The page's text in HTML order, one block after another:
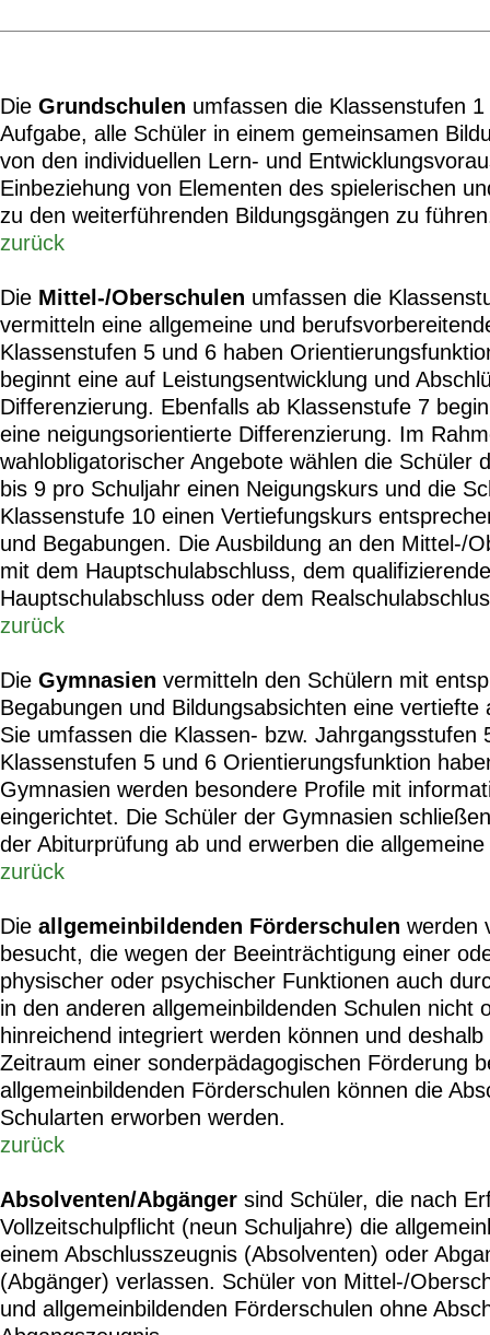
Die Grundschulen umfassen die Klassenstufen
Aufgabe, alle Schüler in einem gemeinsamen
von den individuellen Lern- und
Einbeziehung von Elementen des spielerischen
zu den weiterführenden Bildungsgängen zu
zurück
Die Mittel-/Oberschulen umfassen die
vermitteln eine allgemeine und
Klassenstufen 5 und 6 haben
beginnt eine auf Leistungsentwicklung und
Differenzierung. Ebenfalls ab Klassenstufe 7
eine neigungsorientierte Differenzierung. Im
wahlobligatorischer Angebote wählen die Schüler
bis 9 pro Schuljahr einen Neigungskurs und die
Klassenstufe 10 einen Vertiefungskurs
und Begabungen. Die Ausbildung an den Mittel-/
mit dem Hauptschulabschluss, dem
Hauptschulabschluss oder dem
zurück
Die Gymnasien vermitteln den Schülern mit
Begabungen und Bildungsabsichten eine vertiefte
Sie umfassen die Klassen- bzw. Jahrgangsstufen
Klassenstufen 5 und 6 Orientierungsfunktion
Gymnasien werden besondere Profile mit
eingerichtet. Die Schüler der Gymnasien
der Abiturprüfung ab und erwerben die
zurück
Die allgemeinbildenden Förderschulen werden
besucht, die wegen der Beeinträchtigung einer
physischer oder psychischer Funktionen auch
in den anderen allgemeinbildenden Schulen nicht
hinreichend integriert werden können und
Zeitraum einer sonderpädagogischen Förderung
allgemeinbildenden Förderschulen können die
Schularten erworben werden.
zurück
Absolventen/Abgänger sind Schüler, die nach
Vollzeitschulpflicht (neun Schuljahre) die
einem Abschlusszeugnis (Absolventen) oder
(Abgänger) verlassen. Schüler von Mittel-/
und allgemeinbildenden Förderschulen ohne